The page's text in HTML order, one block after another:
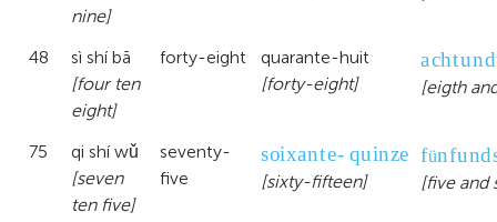
The Bombay International
School
nine]
48
sì shí bā
[four ten
eight]
forty-eight
quarante-huit
[forty-eight]
[eigth
75
qi shí wǔ
[seven
ten five]
seventy-
five
soixante- quinze
[sixty-fifteen]
ü
[five and